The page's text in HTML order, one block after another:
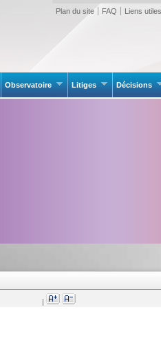
Liens utiles
FAQ
Plan du site
Observatoire Litiges Décisions
|